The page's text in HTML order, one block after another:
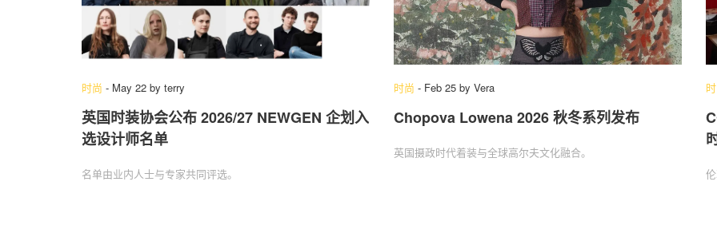
时尚 - May 22 by terry
英国时装协会公布 2026/27 NEWGEN 企划入
选设计师名单
名单由业内人士与专家共同评选。
时尚 - Feb 25 by Vera
Chopova Lowena 2026 秋冬系列发布
英国摄政时代着装与全球高尔夫文化融合。